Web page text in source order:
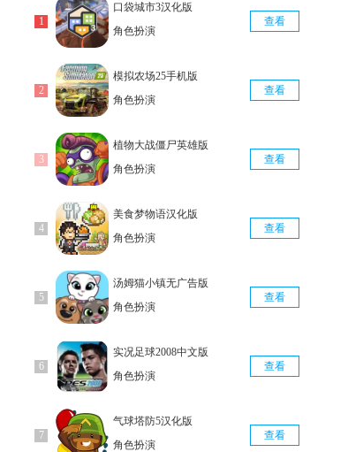
口袋城市3汉化版
角色扮演
查看
模拟农场25手机版
角色扮演
查看
植物大战僵尸英雄版
角色扮演
查看
美食梦物语汉化版
角色扮演
查看
汤姆猫小镇无广告版
角色扮演
查看
实况足球2008中文版
角色扮演
查看
气球塔防5汉化版
角色扮演
查看